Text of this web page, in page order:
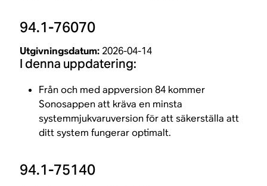
94.1-76070
Utgivningsdatum: 2026-04-14
I denna uppdatering:
Från och med appversion 84 kommer
Sonosappen att kräva en minsta
systemmjukvaruversion för att säkerställa att
ditt system fungerar optimalt.
94.1-75140